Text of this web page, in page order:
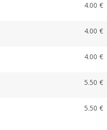
4.00 €
4.00 €
4.00 €
5.50 €
5.50 €